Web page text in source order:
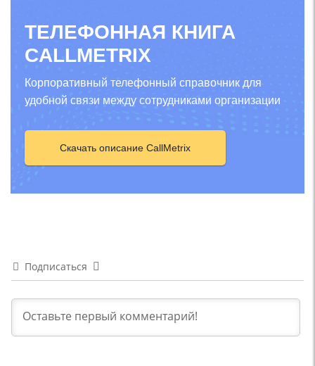
ТЕЛЕФОННАЯ КНИГА
CALLMETRIX
Корпоративный телефонный справочник для
удобной связи между сотрудниками организации
Скачать описание CallMetrix
Подписаться